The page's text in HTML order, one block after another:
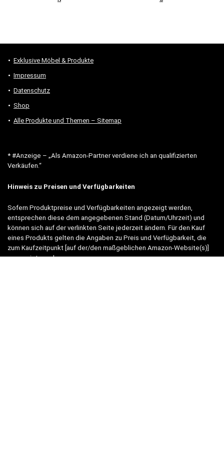
Exklusive Möbel & Produkte
Impressum
Datenschutz
Shop
Alle Produkte und Themen – Sitemap
* #Anzeige – „Als Amazon-Partner verdiene ich an qualifizierten
Verkäufen.“
Hinweis zu Preisen und Verfügbarkeiten
Sofern Produktpreise und Verfügbarkeiten angezeigt werden,
entsprechen diese dem angegebenen Stand (Datum/Uhrzeit) und
können sich auf der verlinkten Seite jederzeit ändern. Für den Kauf
eines Produkts gelten die Angaben zu Preis und Verfügbarkeit, die
zum Kaufzeitpunkt [auf der/den maßgeblichen Amazon-Website(s)]
angezeigt werden.